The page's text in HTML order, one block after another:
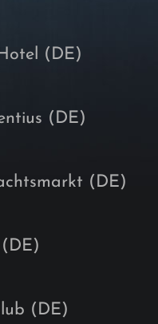
(DE)
(DE)
(DE)
(DE)